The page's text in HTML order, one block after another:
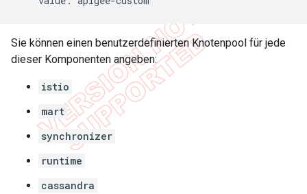
Sie können einen benutzerdefinierten Knotenpool für jede
dieser Komponenten angeben:
istio
mart
synchronizer
runtime
cassandra